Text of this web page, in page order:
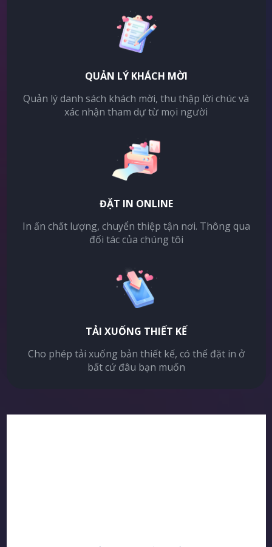
QUẢN LÝ KHÁCH MỜI
Quản lý danh sách khách mời, thu thập lời chúc và
xác nhận tham dự từ mọi người
ĐẶT IN ONLINE
In ấn chất lượng, chuyển thiệp tận nơi. Thông qua
đối tác của chúng tôi
TẢI XUỐNG THIẾT KẾ
Cho phép tải xuống bản thiết kế, có thể đặt in ở
bất cứ đâu bạn muốn